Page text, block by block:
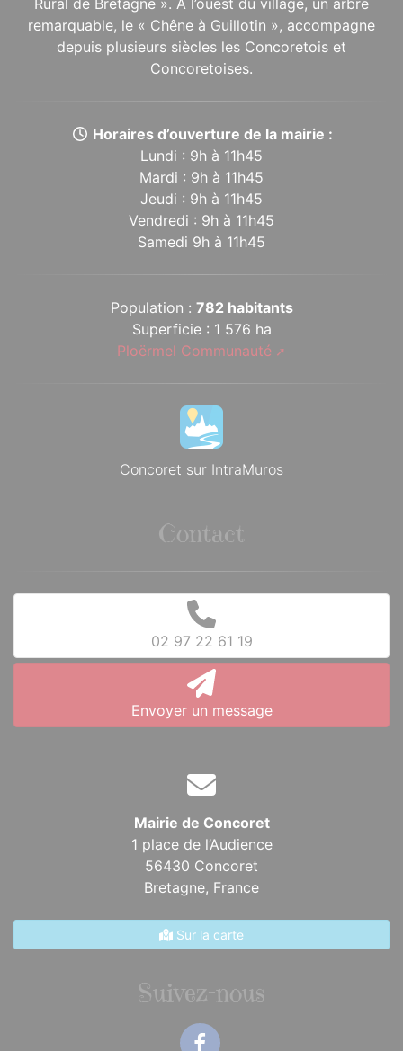
Rural de Bretagne ». À l’ouest du village, un arbre
remarquable, le « Chêne à Guillotin », accompagne
depuis plusieurs siècles les Concoretois et
Concoretoises.
Horaires d’ouverture de la mairie :
Lundi : 9h à 11h45
Mardi : 9h à 11h45
Jeudi : 9h à 11h45
Vendredi : 9h à 11h45
Samedi 9h à 11h45
Population : 782 habitants
Superficie : 1 576 ha
Ploërmel Communauté
Concoret sur IntraMuros
Contact
02 97 22 61 19
Envoyer un message
Mairie de Concoret
1 place de l’Audience
56430 Concoret
Bretagne, France
Sur la carte
Suivez-nous